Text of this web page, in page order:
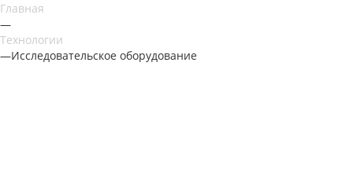
Главная
—
Технологии
—Исследовательское оборудование